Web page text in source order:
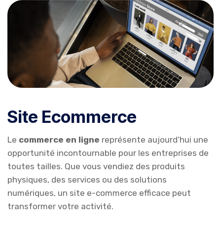
Site Ecommerce
Le commerce en ligne représente aujourd’hui une
opportunité incontournable pour les entreprises de
toutes tailles. Que vous vendiez des produits
physiques, des services ou des solutions
numériques, un site e-commerce efficace peut
transformer votre activité.